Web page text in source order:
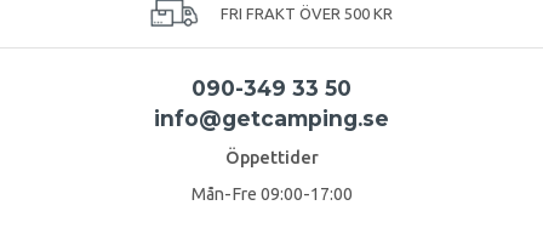
FRI FRAKT ÖVER 500 KR
090-349 33 50
info@getcamping.se
Öppettider
Mån-Fre 09:00-17:00